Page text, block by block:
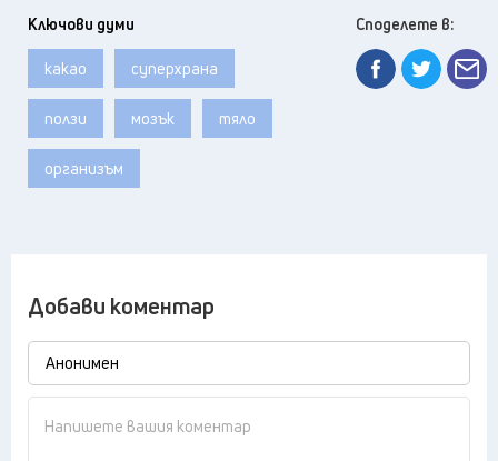
Ключови думи
какао суперхрана
ползи мозък тяло
организъм
Споделете в:
Добави коментар